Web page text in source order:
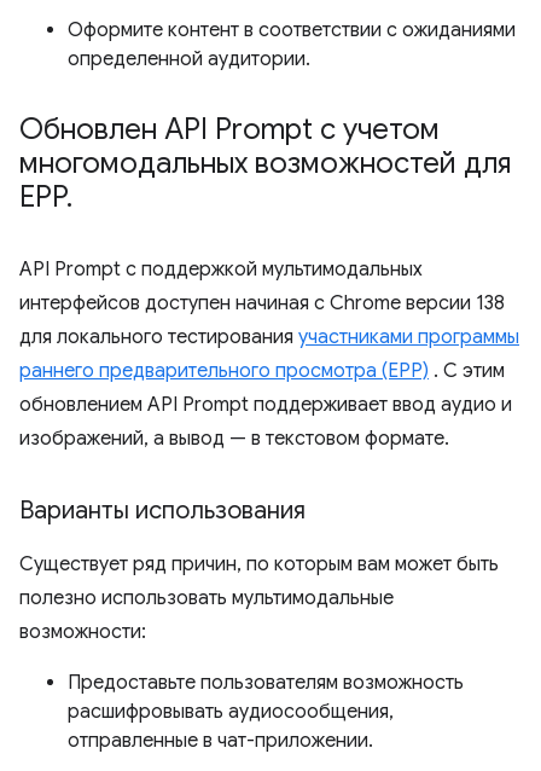
Оформите контент в соответствии с ожиданиями
определенной аудитории.
Обновлен API Prompt с учетом
многомодальных возможностей для
EPP.
API Prompt с поддержкой мультимодальных
интерфейсов доступен начиная с Chrome версии 138
для локального тестирования участниками программы
раннего предварительного просмотра (EPP) . С этим
обновлением API Prompt поддерживает ввод аудио и
изображений, а вывод — в текстовом формате.
Варианты использования
Существует ряд причин, по которым вам может быть
полезно использовать мультимодальные
возможности:
Предоставьте пользователям возможность
расшифровывать аудиосообщения,
отправленные в чат-приложении.